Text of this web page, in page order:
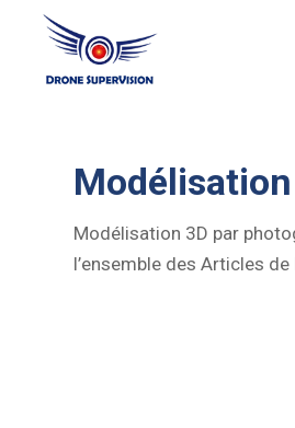
Modélisation 3D par
l’ensemble des Articles